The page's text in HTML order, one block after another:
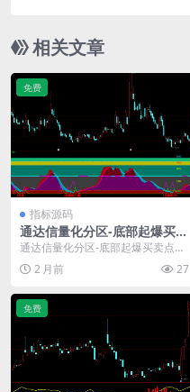
相关文章
指标源码
通达信量化分区-底部起爆买卖
点幅图指标源码
免费
通达信量化分区-底部起爆买卖点幅
图指标源码： 这个指标把市场分成
五个区：底部、反...
2 月前 27
免费